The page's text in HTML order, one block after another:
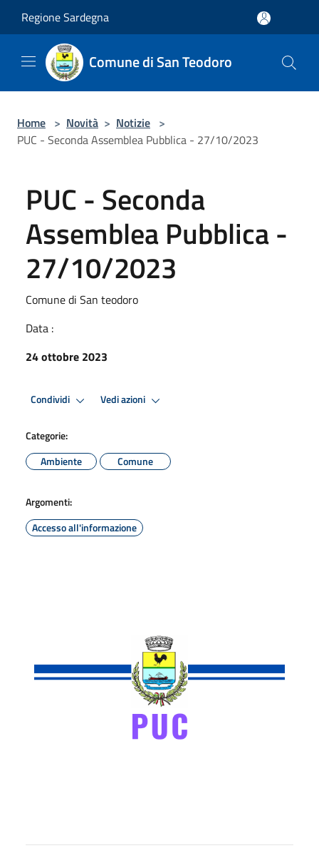
Regione Sardegna
Comune di San Teodoro
Home > Novità > Notizie >
PUC - Seconda Assemblea Pubblica - 27/10/2023
PUC - Seconda
Assemblea Pubblica -
27/10/2023
Comune di San teodoro
Data :
24 ottobre 2023
Condividi Vedi azioni
Categorie:
Ambiente
Comune
Argomenti:
Accesso all'informazione